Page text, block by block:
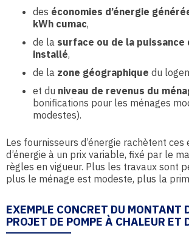
des économies d’énergie
kWh cumac,
de la surface ou de la puissance
installé,
de la zone géographique du
et du niveau de revenus du
bonifications pour les ménages
modestes).
Les fournisseurs d’énergie rachètent ces
d’énergie à un prix variable, fixé par le
règles en vigueur. Plus les travaux sont
plus le ménage est modeste, plus la
EXEMPLE CONCRET DU MONTANT
PROJET DE POMPE À CHALEUR ET